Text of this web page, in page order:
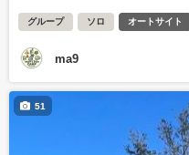
グループ ソロ オートサイト
ma9
51